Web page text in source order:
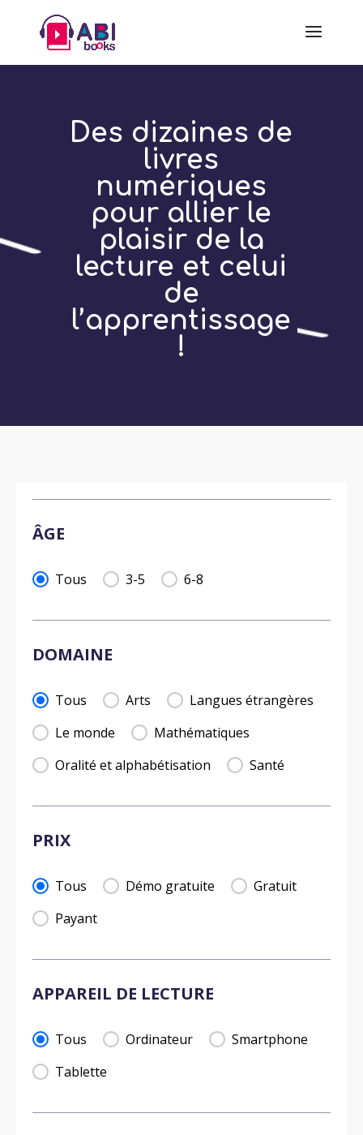
Des dizaines de
livres
numériques
pour allier le
plaisir de la
lecture et celui
de
l’apprentissage
!
ÂGE
ÂGETous 3-5 6-8
DOMAINE
DOMAINE
Tous Arts
Langues étrangères
Le monde
Mathématiques
Oralité et alphabétisation
Santé
PRIX
PRIXTous Démo gratuite
Gratuit
Payant
APPAREIL DE LECTURE
APPAREIL DE LECTURE
Tous Ordinateur
Smartphone
Tablette